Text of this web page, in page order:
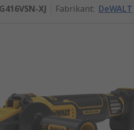
XJ Fabrikant: DeWALT